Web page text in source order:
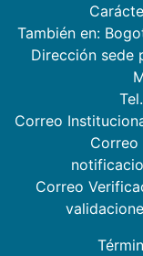
También en:
Dirección sede
Correo
Correo
Correo